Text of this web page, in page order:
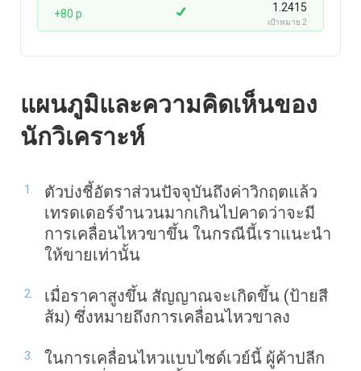
+80 p 1.2415
เป้าหมาย 2
แผนภูมิและความคิดเห็นของ
นักวิเคราะห์
ตัวบ่งชี้อัตราส่วนปัจจุบันถึงค่าวิกฤตแล้ว
เทรดเดอร์จำนวนมากเกินไปคาดว่าจะมี
การเคลื่อนไหวขาขึ้น ในกรณีนี้เราแนะนำ
ให้ขายเท่านั้น
เมื่อราคาสูงขึ้น สัญญาณจะเกิดขึ้น (ป้ายสี
ส้ม) ซึ่งหมายถึงการเคลื่อนไหวขาลง
ในการเคลื่อนไหวแบบไซด์เวย์นี้ ผู้ค้าปลีก